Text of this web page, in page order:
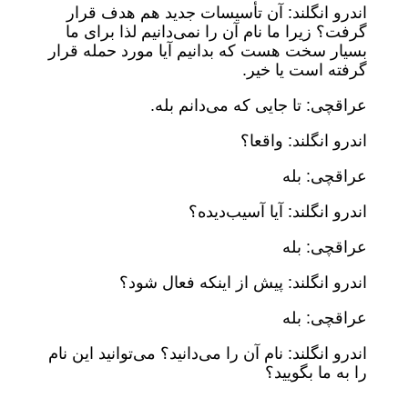
اندرو انگلند: آن تأسیسات جدید هم هدف قرار
گرفت؟ زیرا ما نام آن را نمی‌دانیم لذا برای ما
بسیار سخت هست که بدانیم آیا مورد حمله قرار
گرفته است یا خیر.
عراقچی: تا جایی که می‌دانم بله.
اندرو انگلند: واقعا؟
عراقچی: بله
اندرو انگلند: آیا آسیب‌دیده؟
عراقچی: بله
اندرو انگلند: پیش از اینکه فعال شود؟
عراقچی: بله
اندرو انگلند: نام آن را می‌دانید؟ می‌توانید این نام
را به ما بگویید؟